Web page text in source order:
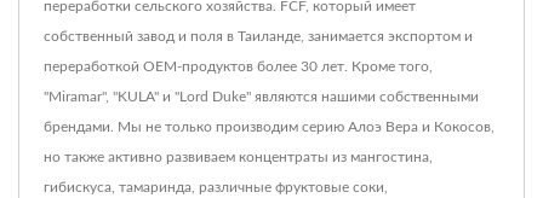
переработки сельского хозяйства. FCF, который имеет
собственный завод и поля в Таиланде, занимается экспортом и
переработкой OEM-продуктов более 30 лет. Кроме того,
"Miramar", "KULA" и "Lord Duke" являются нашими собственными
брендами. Мы не только производим серию Алоэ Вера и Кокосов,
но также активно развиваем концентраты из мангостина,
гибискуса, тамаринда, различные фруктовые соки,